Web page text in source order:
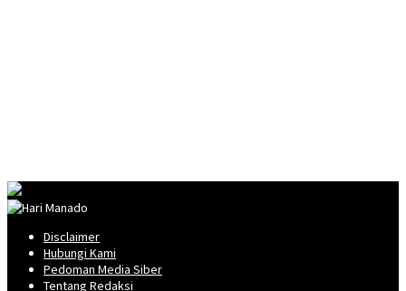
Disclaimer
Hubungi Kami
Pedoman Media Siber
Tentang Redaksi